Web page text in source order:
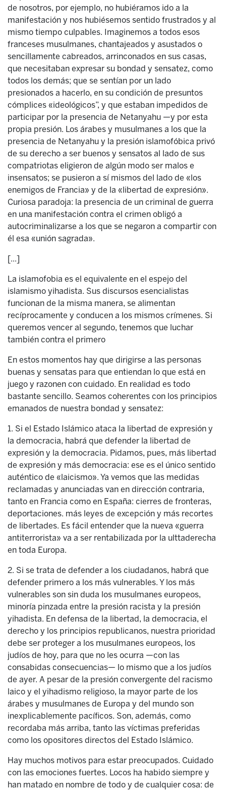
de nosotros, por ejemplo, no hubiéramos ido a la
manifestación y nos hubiésemos sentido frustrados y al
mismo tiempo culpables. Imaginemos a todos esos
franceses musulmanes, chantajeados y asustados o
sencillamente cabreados, arrinconados en sus casas,
que necesitaban expresar su bondad y sensatez, como
todos los demás; que se sentían por un lado
presionados a hacerlo, en su condición de presuntos
cómplices «ideológicos”, y que estaban impedidos de
participar por la presencia de Netanyahu —y por esta
propia presión. Los árabes y musulmanes a los que la
presencia de Netanyahu y la presión islamofóbica privó
de su derecho a ser buenos y sensatos al lado de sus
compatriotas eligieron de algún modo ser malos e
insensatos; se pusieron a sí mismos del lado de «los
enemigos de Francia» y de la «libertad de expresión».
Curiosa paradoja: la presencia de un criminal de guerra
en una manifestación contra el crimen obligó a
autocriminalizarse a los que se negaron a compartir con
él esa «unión sagrada».
[...]
La islamofobia es el equivalente en el espejo del
islamismo yihadista. Sus discursos esencialistas
funcionan de la misma manera, se alimentan
recíprocamente y conducen a los mismos crímenes. Si
queremos vencer al segundo, tenemos que luchar
también contra el primero
En estos momentos hay que dirigirse a las personas
buenas y sensatas para que entiendan lo que está en
juego y razonen con cuidado. En realidad es todo
bastante sencillo. Seamos coherentes con los principios
emanados de nuestra bondad y sensatez:
1. Si el Estado Islámico ataca la libertad de expresión y
la democracia, habrá que defender la libertad de
expresión y la democracia. Pidamos, pues, más libertad
de expresión y más democracia: ese es el único sentido
auténtico de «laicismo». Ya vemos que las medidas
reclamadas y anunciadas van en dirección contraria,
tanto en Francia como en España: cierres de fronteras,
deportaciones. más leyes de excepción y más recortes
de libertades. Es fácil entender que la nueva «guerra
antiterrorista» va a ser rentabilizada por la ulttaderecha
en toda Europa.
2. Si se trata de defender a los ciudadanos, habrá que
defender primero a los más vulnerables. Y los más
vulnerables son sin duda los musulmanes europeos,
minoría pinzada entre la presión racista y la presión
yihadista. En defensa de la libertad, la democracia, el
derecho y los principios republicanos, nuestra prioridad
debe ser proteger a los musulmanes europeos, los
judíos de hoy, para que no les ocurra —con las
consabidas consecuencias— lo mismo que a los judíos
de ayer. A pesar de la presión convergente del racismo
laico y el yihadismo religioso, la mayor parte de los
árabes y musulmanes de Europa y del mundo son
inexplicablemente pacíficos. Son, además, como
recordaba más arriba, tanto las víctimas preferidas
como los opositores directos del Estado Islámico.
Hay muchos motivos para estar preocupados. Cuidado
con las emociones fuertes. Locos ha habido siempre y
han matado en nombre de todo y de cualquier cosa: de